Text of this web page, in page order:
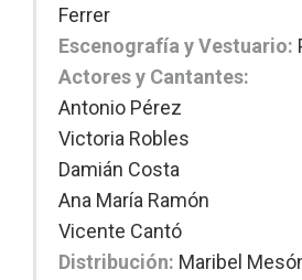
Ferrer
Escenografía y Vestuario:
Actores y Cantantes:
Antonio Pérez
Victoria Robles
Damián Costa
Ana María Ramón
Vicente Cantó
Distribución: Maribel